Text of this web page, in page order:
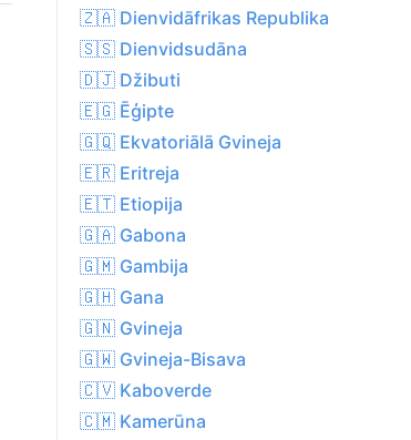
🇿🇦 Dienvidāfrikas Republika
🇸🇸 Dienvidsudāna
🇩🇯 Džibuti
🇪🇬 Ēģipte
🇬🇶 Ekvatoriālā Gvineja
🇪🇷 Eritreja
🇪🇹 Etiopija
🇬🇦 Gabona
🇬🇲 Gambija
🇬🇭 Gana
🇬🇳 Gvineja
🇬🇼 Gvineja-Bisava
🇨🇻 Kaboverde
🇨🇲 Kamerūna